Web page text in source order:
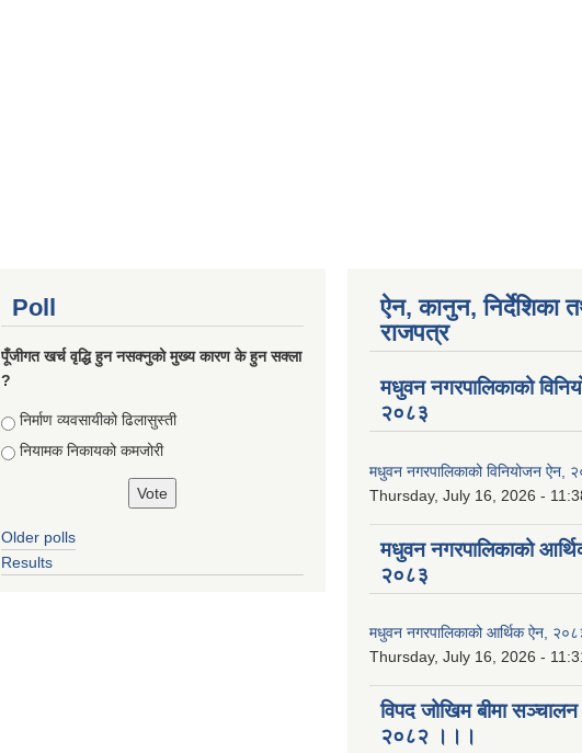
Poll
पूँजीगत खर्च वृद्धि हुन नसक्नुको मुख्य कारण के हुन सक्ला
?
Choices
निर्माण व्यवसायीको ढिलासुस्ती
नियामक निकायको कमजोरी
Older polls
Results
ऐन, कानुन, निर्देशिका
राजपत्र
मधुवन नगरपालिकाको
२०८३
मधुवन नगरपालिकाको विनियोजन ऐन,
Thursday, July 16, 2026 -
मधुवन नगरपालिकाको
२०८३
मधुवन नगरपालिकाको आर्थिक ऐन,
Thursday, July 16, 2026 -
विपद जोखिम बीमा सञ्चालन
२०८२ ।।।